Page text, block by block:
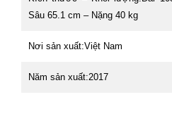
Sâu 65.1 cm – Nặng 40 kg
Nơi sản xuất:Việt Nam
Năm sản xuất:2017